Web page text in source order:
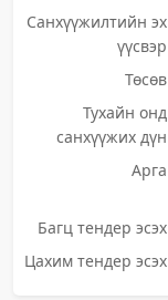
Санхүүжилтийн эх
үүсвэр
Төсөв
Тухайн онд
санхүүжих дүн
Арга
Багц тендер эсэх
Цахим тендер эсэх